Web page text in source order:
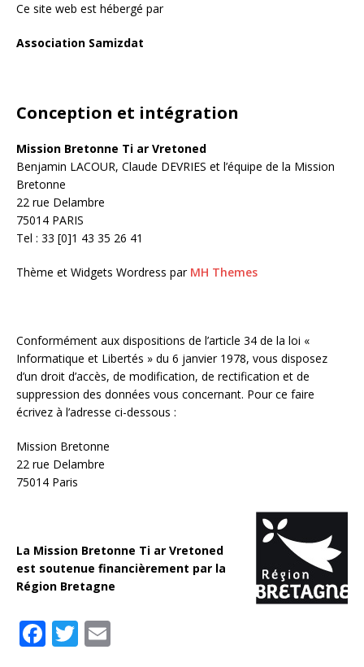
Ce site web est hébergé par
Association Samizdat
Conception et intégration
Mission Bretonne Ti ar Vretoned
Benjamin LACOUR, Claude DEVRIES et l’équipe de la Mission
Bretonne
22 rue Delambre
75014 PARIS
Tel : 33 [0]1 43 35 26 41
Thème et Widgets Wordress par MH Themes
Conformément aux dispositions de l’article 34 de la loi «
Informatique et Libertés » du 6 janvier 1978, vous disposez
d’un droit d’accès, de modification, de rectification et de
suppression des données vous concernant. Pour ce faire
écrivez à l’adresse ci-dessous :
Mission Bretonne
22 rue Delambre
75014 Paris
La Mission Bretonne Ti ar Vretoned
est soutenue financièrement par la
Région Bretagne
F T